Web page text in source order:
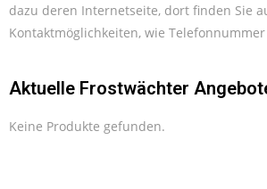
dazu deren Internetseite, dort finden Sie
Kontaktmöglichkeiten, wie
Aktuelle Frostwächter
Keine Produkte gefunden.